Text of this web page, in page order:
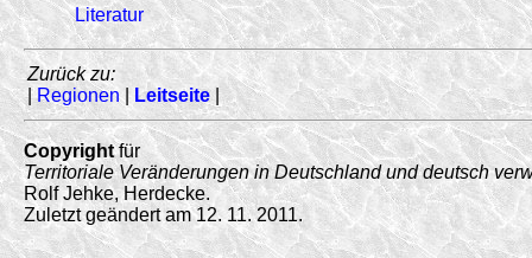
Literatur
Zurück zu:
|Regionen Leitseite|
Copyrightfür
Territoriale Veränderungen in Deutschland und deutsch
Rolf Jehke, Herdecke.
Zuletzt geändert am 12. 11. 2011.